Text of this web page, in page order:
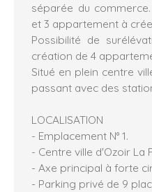
séparée du
et 3 appartement à
Possibilité de
création de 4
Situé en plein centre
passant avec des
LOCALISATION
- Emplacement N° 1.
- Centre ville d'Ozoir La
- Axe principal à forte
- Parking privé de 9